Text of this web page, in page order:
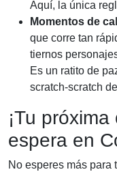
Aquí, la única
Momentos de
que corre tan
tiernos
Es un ratito de
scratch-scratch
¡Tu
espera en
No esperes más para